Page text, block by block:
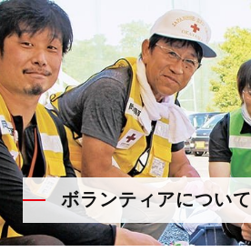
ボランティアについて